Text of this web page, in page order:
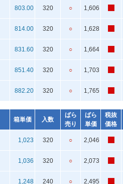
803.00 320 ○ 1,606
814.00 320 ○ 1,628
831.60 320 ○ 1,664
851.40 320 ○ 1,703
882.20 320 ○ 1,765
箱単価 入数
ばら
売り
ばら
単価
税抜
価格
1,023 320 ○ 2,046
1,036 320 ○ 2,073
1,248 240 ○ 2,495